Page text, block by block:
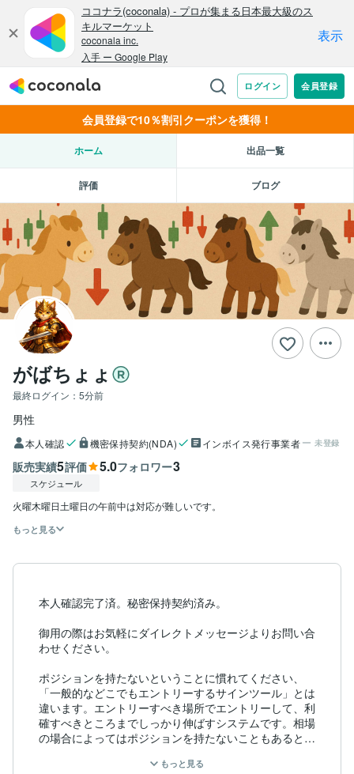
会員登録で10％割引クーポンを獲得！
ホーム 出品一覧
評価 ブログ
がばちょょ
最終ログイン： 5分前
男性
本人確認 機密保持契約(NDA) インボイス発行事業者 未登録
販売実績5評価 5.0フォロワー3
スケジュール
火曜木曜日土曜日の午前中は対応が難しいです。
もっと見る
本人確認完了済。秘密保持契約済み。
御用の際はお気軽にダイレクトメッセージよりお問い合
わせください。
ポジションを持たないということに慣れてください、
「一般的などこでもエントリーするサインツール」とは
違います。エントリーすべき場所でエントリーして、利
確すべきところまでしっかり伸ばすシステムです。相場
の場合によってはポジションを持たないこともあるとい
もっと見る